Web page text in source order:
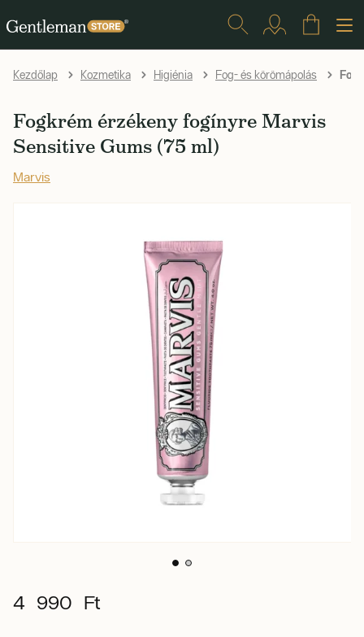
Kezdőlap Kozmetika Higiénia Fog- és körömápolás
Fogkrém érzékeny fogínyre Marvis
Sensitive Gums (75 ml)
Marvis
4 990 Ft